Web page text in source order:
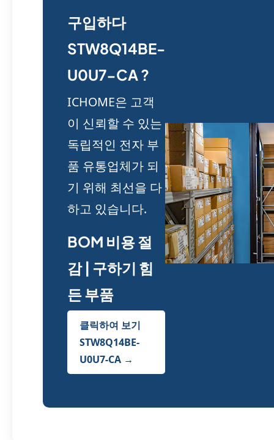
구입하다
STW8Q14BE-
U0U7-CA ?
ICHOME은 고객
이 신뢰할 수 있는
독립적인 전자 부
품 유통업체가 되
기 위해 최선을 다
하고 있습니다.
BOM 비용 절
감 | 구하기 힘
든 부품
클릭하여 보기
STW8Q14BE-
U0U7-CA →